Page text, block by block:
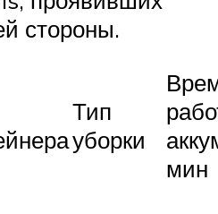
стороны.
Тип
уборки
мин